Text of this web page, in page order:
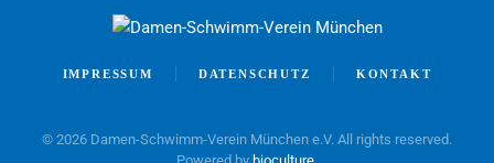
IMPRESSUM DATENSCHUTZ KONTAKT
© 2026 Damen-Schwimm-Verein München e.V. All rights reserved.